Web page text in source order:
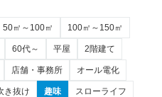
50㎡～100㎡ 100㎡～150㎡
60代～ 平屋 2階建て
店舗・事務所 オール電化
き抜け 趣味 スローライフ